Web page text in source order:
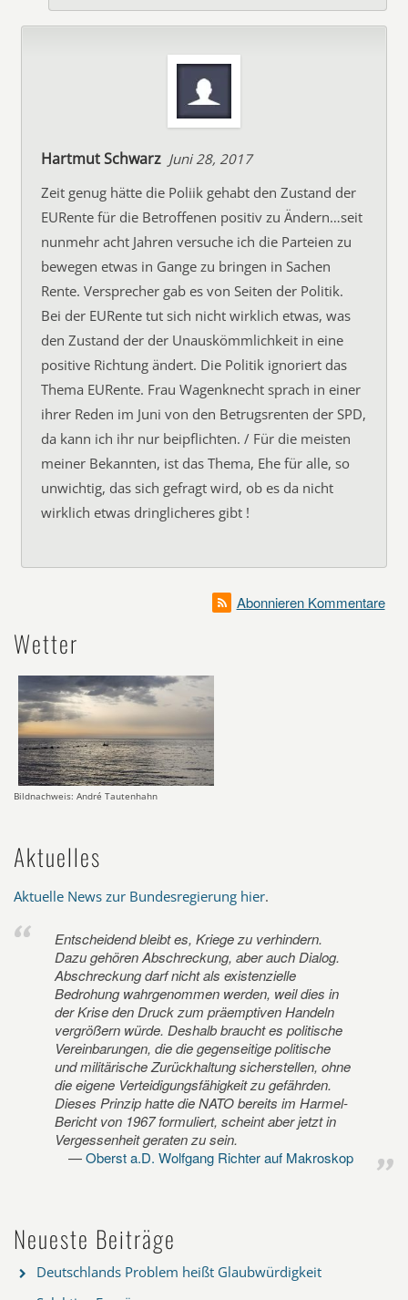
Hartmut Schwarz Juni 28, 2017
Zeit genug hätte die Poliik gehabt den Zustand der
EURente für die Betroffenen positiv zu Ändern…seit
nunmehr acht Jahren versuche ich die Parteien zu
bewegen etwas in Gange zu bringen in Sachen
Rente. Versprecher gab es von Seiten der Politik.
Bei der EURente tut sich nicht wirklich etwas, was
den Zustand der der Unauskömmlichkeit in eine
positive Richtung ändert. Die Politik ignoriert das
Thema EURente. Frau Wagenknecht sprach in einer
ihrer Reden im Juni von den Betrugsrenten der SPD,
da kann ich ihr nur beipflichten. / Für die meisten
meiner Bekannten, ist das Thema, Ehe für alle, so
unwichtig, das sich gefragt wird, ob es da nicht
wirklich etwas dringlicheres gibt !
Abonnieren Kommentare
Wetter
Bildnachweis: André Tautenhahn
Aktuelles
Aktuelle News zur Bundesregierung hier.
Entscheidend bleibt es, Kriege zu verhindern.
Dazu gehören Abschreckung, aber auch Dialog.
Abschreckung darf nicht als existenzielle
Bedrohung wahrgenommen werden, weil dies in
der Krise den Druck zum präemptiven Handeln
vergrößern würde. Deshalb braucht es politische
Vereinbarungen, die die gegenseitige politische
und militärische Zurückhaltung sicherstellen, ohne
die eigene Verteidigungsfähigkeit zu gefährden.
Dieses Prinzip hatte die NATO bereits im Harmel-
Bericht von 1967 formuliert, scheint aber jetzt in
Vergessenheit geraten zu sein.
Oberst a.D. Wolfgang Richter auf Makroskop
Neueste Beiträge
Deutschlands Problem heißt Glaubwürdigkeit